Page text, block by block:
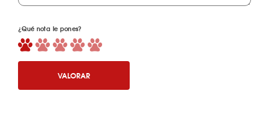
¿Qué nota le pones?
VALORAR